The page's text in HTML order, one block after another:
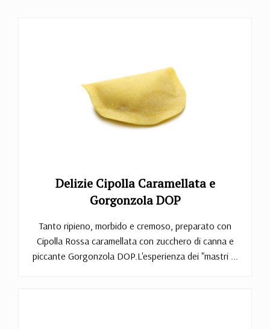
Delizie Cipolla Caramellata e
Gorgonzola DOP
Tanto ripieno, morbido e cremoso, preparato con
Cipolla Rossa caramellata con zucchero di canna e
piccante Gorgonzola DOP.L'esperienza dei "mastri ...